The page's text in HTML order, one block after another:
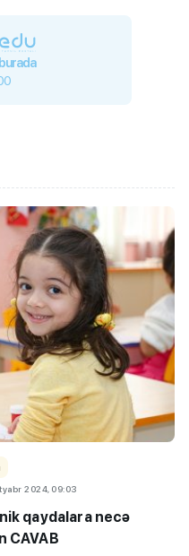
burada
2024, 09:03
qaydalara necə
CAVAB